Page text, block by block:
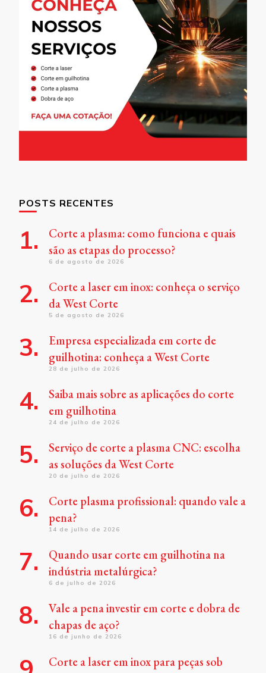
POSTS RECENTES
Corte a plasma: como funciona e quais
são as etapas do processo?
6 de agosto de 2026
Corte a laser em inox: conheça o serviço
da West Corte
5 de agosto de 2026
Empresa especializada em corte de
guilhotina: conheça a West Corte
28 de julho de 2026
Saiba mais sobre as aplicações do corte
em guilhotina
24 de julho de 2026
Serviço de corte a plasma CNC: escolha
as soluções da West Corte
20 de julho de 2026
Corte plasma profissional: quando vale a
pena?
14 de julho de 2026
Quando usar corte em guilhotina na
indústria metalúrgica?
6 de julho de 2026
Vale a pena investir em corte e dobra de
chapas de aço?
16 de junho de 2026
Corte a laser em inox para peças sob